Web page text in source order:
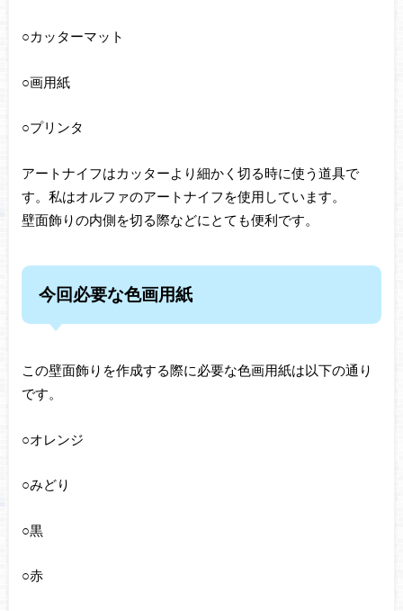
○カッターマット
○画用紙
○プリンタ
アートナイフはカッターより細かく切る時に使う道具で
す。私はオルファのアートナイフを使用しています。
壁面飾りの内側を切る際などにとても便利です。
今回必要な色画用紙
この壁面飾りを作成する際に必要な色画用紙は以下の通り
です。
○オレンジ
○みどり
○黒
○赤